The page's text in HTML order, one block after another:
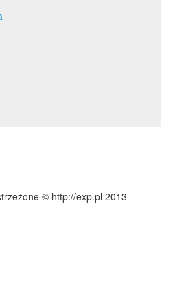
© http://exp.pl 2013